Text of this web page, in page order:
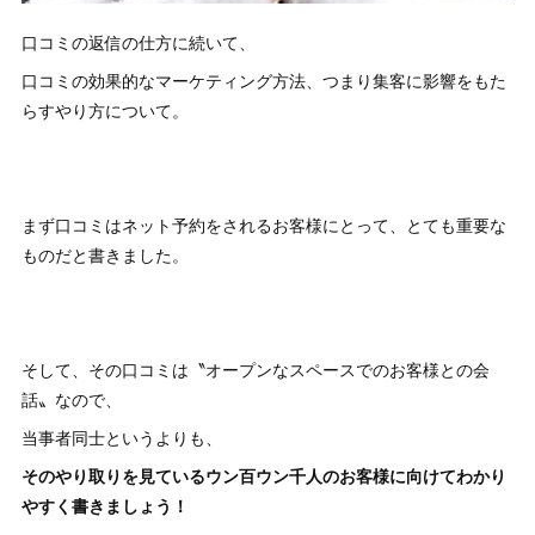
口コミの返信の仕方に続いて、
口コミの効果的なマーケティング方法、つまり集客に影響をもた
らすやり方について。
まず口コミはネット予約をされるお客様にとって、とても重要な
ものだと書きました。
そして、その口コミは〝オープンなスペースでのお客様との会
話〟なので、
当事者同士というよりも、
そのやり取りを見ているウン百ウン千人のお客様に向けてわかり
やすく書きましょう！